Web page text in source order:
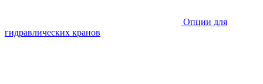
Опции для
гидравлических кранов